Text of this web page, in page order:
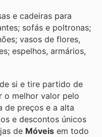
e cadeiras para
sofás e poltronas;
vasos de flores,
espelhos, armários,
si e tire partido de
o melhor valor pelo
de preços e a alta
e descontos únicos
de Móveis em todo